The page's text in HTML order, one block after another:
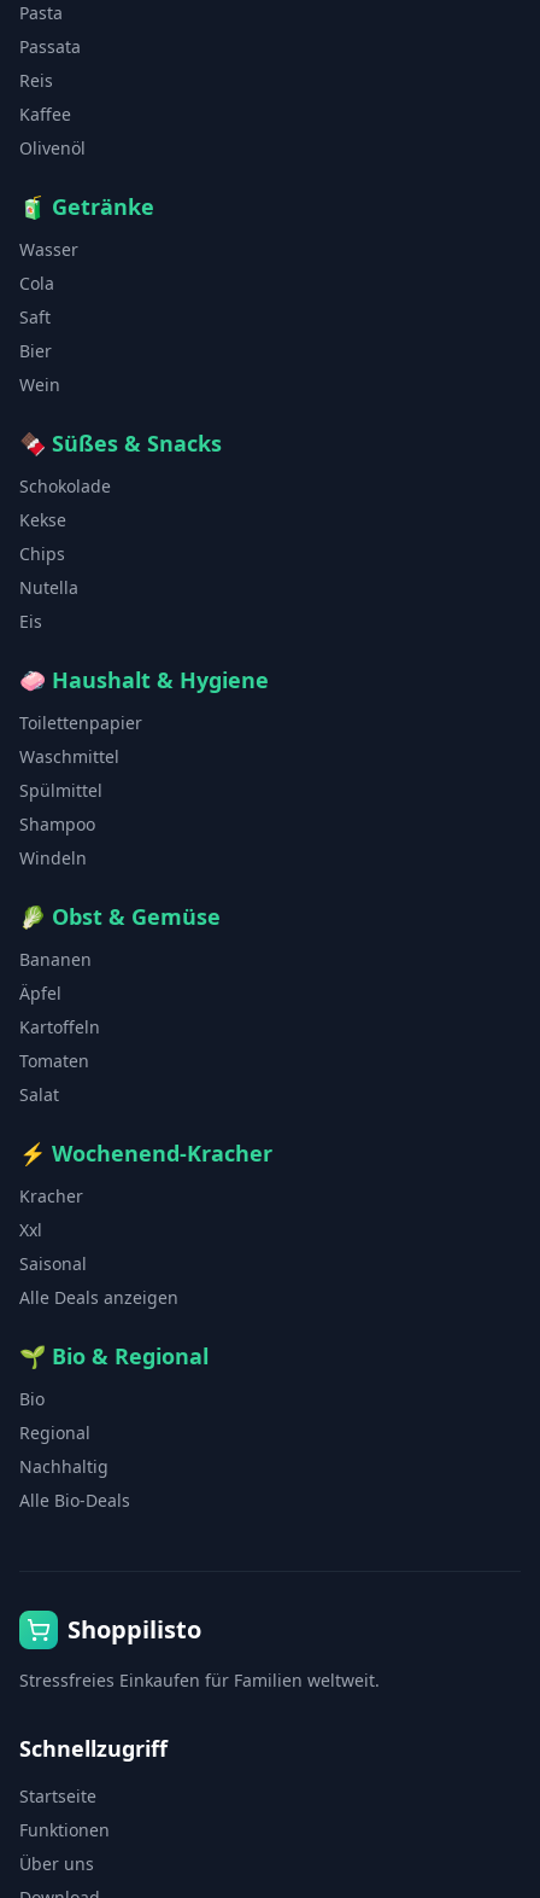
Pasta
Passata
Reis
Kaffee
Olivenöl
🧃 Getränke
Wasser
Cola
Saft
Bier
Wein
🍫 Süßes & Snacks
Schokolade
Kekse
Chips
Nutella
Eis
🧼 Haushalt & Hygiene
Toilettenpapier
Waschmittel
Spülmittel
Shampoo
Windeln
🥬 Obst & Gemüse
Bananen
Äpfel
Kartoffeln
Tomaten
Salat
⚡ Wochenend-Kracher
Kracher
Xxl
Saisonal
Alle Deals anzeigen
🌱 Bio & Regional
Bio
Regional
Nachhaltig
Alle Bio-Deals
Shoppilisto
Stressfreies Einkaufen für Familien weltweit.
Schnellzugriff
Startseite
Funktionen
Über uns